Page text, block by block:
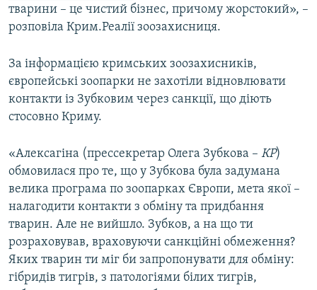
тварини – це чистий бізнес, причому жорстокий», –
розповіла Крим.Реалії зоозахисниця.
За інформацією кримських зоозахисників,
європейські зоопарки не захотіли відновлювати
контакти із Зубковим через санкції, що діють
стосовно Криму.
«Алексагіна (прессекретар Олега Зубкова – КР)
обмовилася про те, що у Зубкова була задумана
велика програма по зоопарках Європи, мета якої –
налагодити контакти з обміну та придбання
тварин. Але не вийшло. Зубков, а на що ти
розраховував, враховуючи санкційні обмеження?
Яких тварин ти міг би запропонувати для обміну:
гібридів тигрів, з патологіями білих тигрів,